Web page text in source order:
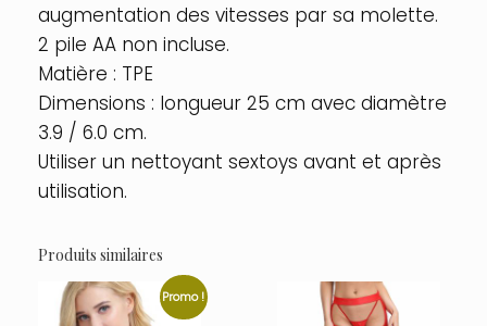
augmentation des vitesses par sa molette.
2 pile AA non incluse.
Matière : TPE
Dimensions : longueur 25 cm avec diamètre
3.9 / 6.0 cm.
Utiliser un nettoyant sextoys avant et après
utilisation.
Produits similaires
Promo !